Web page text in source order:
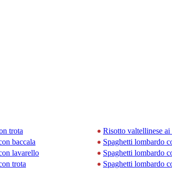
trota
Risotto valtellinese
baccala
Spaghetti lombardo
lavarello
Spaghetti lombardo
trota Spaghetti lombardo